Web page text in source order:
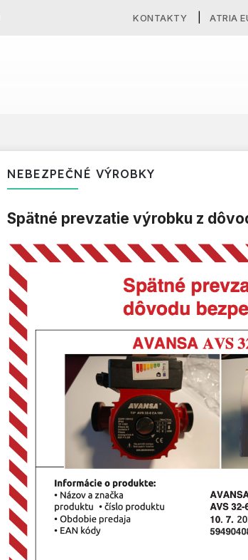
KONTAKTY ATRIA
NEBEZPEČNÉ VÝROBKY
Spätné prevzatie výrobku z